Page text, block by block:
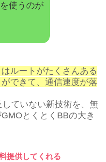
使うのが
ルートがたくさんある
できて、通信速度が落
ていない新技術を、無
とくとくBBの大き
提供してくれる